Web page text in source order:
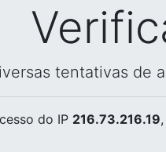
tentativas de
do IP 216.73.216.19